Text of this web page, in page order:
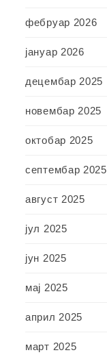
фебруар 2026
јануар 2026
децембар 2025
новембар 2025
октобар 2025
септембар 2025
август 2025
јул 2025
јун 2025
мај 2025
април 2025
март 2025